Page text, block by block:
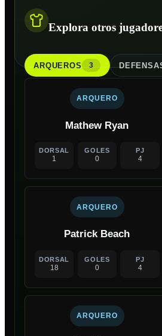
Explora otros
ARQUEROS 3 DEFENSA
ARQUERO
Mathew Ryan
DORSAL
1
GOLES
0
PJ
4
ARQUERO
Patrick Beach
DORSAL
18
GOLES
0
PJ
4
ARQUERO